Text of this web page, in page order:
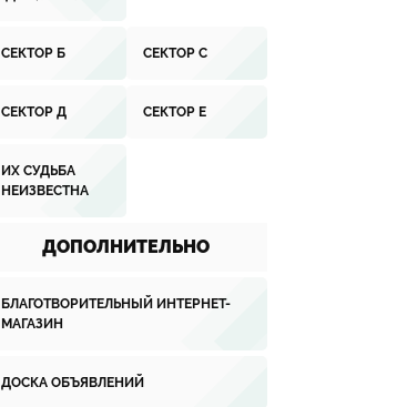
СЕКТОР Б СЕКТОР С
СЕКТОР Д СЕКТОР Е
ИХ СУДЬБА
НЕИЗВЕСТНА
ДОПОЛНИТЕЛЬНО
БЛАГОТВОРИТЕЛЬНЫЙ ИНТЕРНЕТ-
МАГАЗИН
ДОСКА ОБЪЯВЛЕНИЙ